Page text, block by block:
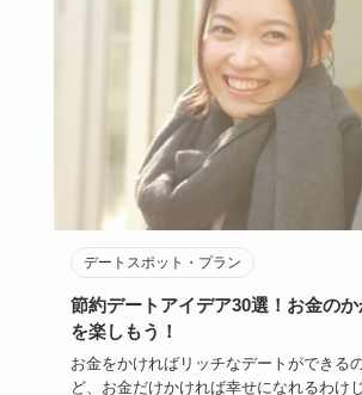
デートスポット・プラン
節約デートアイデア30選！お金の
を楽しもう！
お金をかければリッチなデートができる
ど、お金だけかければ幸せになれるわけ